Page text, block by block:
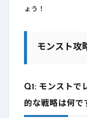
ょう！
モンスト攻
Q1: モンストで
的な戦略は何で